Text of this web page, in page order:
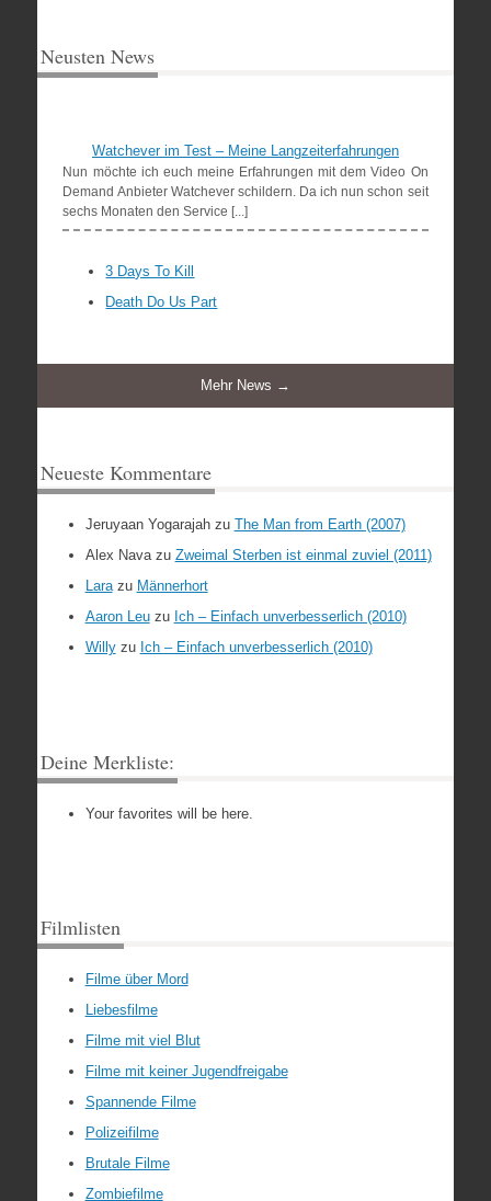
Neusten News
Watchever im Test – Meine Langzeiterfahrungen
Nun möchte ich euch meine Erfahrungen mit dem Video On
Demand Anbieter Watchever schildern. Da ich nun schon seit
sechs Monaten den Service [...]
3 Days To Kill
Death Do Us Part
Mehr News →
Neueste Kommentare
Jeruyaan Yogarajahzu The Man from Earth (2007)
Alex Navazu Zweimal Sterben ist einmal zuviel (2011)
Larazu Männerhort
Aaron Leuzu Ich – Einfach unverbesserlich (2010)
Willyzu Ich – Einfach unverbesserlich (2010)
Deine Merkliste:
Your favorites will be here.
Filmlisten
Filme über Mord
Liebesfilme
Filme mit viel Blut
Filme mit keiner Jugendfreigabe
Spannende Filme
Polizeifilme
Brutale Filme
Zombiefilme